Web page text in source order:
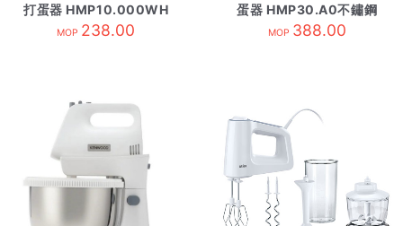
打蛋器 HMP10.000WH
MOP 238.00
蛋器 HMP30.A0不鏽鋼
MOP 388.00